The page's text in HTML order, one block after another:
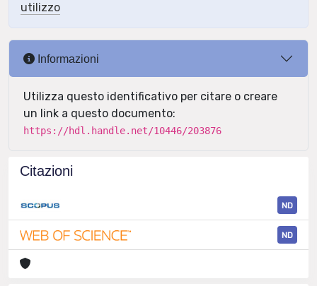
utilizzo
Informazioni
Utilizza questo identificativo per citare o creare
un link a questo documento:
https://hdl.handle.net/10446/203876
Citazioni
ND
ND